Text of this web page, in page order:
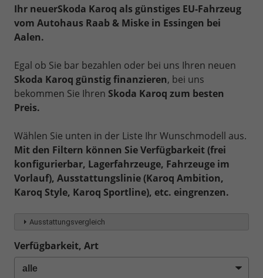
Ihr neuerSkoda Karoq als günstiges EU-Fahrzeug
vom Autohaus Raab & Miske in Essingen bei
Aalen.
Egal ob Sie bar bezahlen oder bei uns Ihren neuen
Skoda Karoq günstig finanzieren, bei uns
bekommen Sie Ihren Skoda Karoq zum besten
Preis.
Wählen Sie unten in der Liste Ihr Wunschmodell aus.
Mit den Filtern können Sie Verfügbarkeit (frei
konfigurierbar, Lagerfahrzeuge, Fahrzeuge im
Vorlauf), Ausstattungslinie (Karoq Ambition,
Karoq Style, Karoq Sportline), etc. eingrenzen.
Ausstattungsvergleich
Verfügbarkeit, Art